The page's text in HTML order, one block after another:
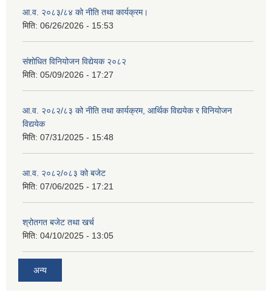
आ.व. २०८३/८४ को नीति तथा कार्यक्रम।
मिति: 06/26/2026 - 15:53
संशोधित विनियोजन विद्येयक २०८२
मिति: 05/09/2026 - 17:27
आ.व. २०८२/८३ को नीति तथा कार्यक्रम, आर्थिक विद्ययेक र विनियोजन
विद्ययेक
मिति: 07/31/2025 - 15:48
आ.व. २०८२/०८३ को बजेट
मिति: 07/06/2025 - 17:21
श्रोतगत बजेट तथा खर्च
मिति: 04/10/2025 - 13:05
अन्य